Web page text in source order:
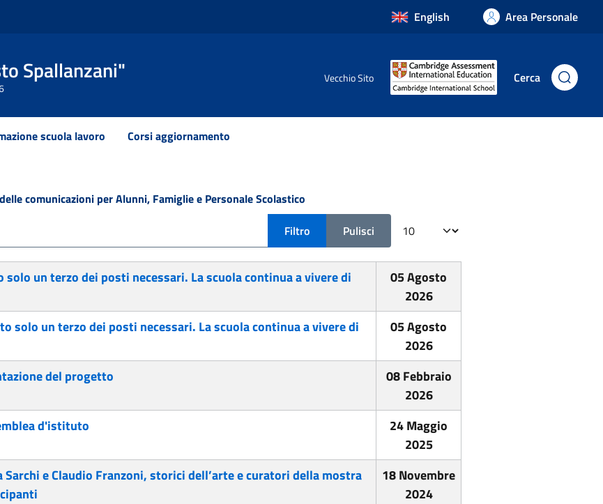
English Area Personale
Spallanzani" Vecchio Sito Cerca
scuola lavoro Corsi aggiornamento
comunicazioni per Alunni, Famiglie e Personale Scolastico
Filtro Pulisci
Visualizza #
solo un terzo dei posti necessari. La scuola continua a vivere di
05 Agosto
2026
solo un terzo dei posti necessari. La scuola continua a vivere di
05 Agosto
2026
del progetto
08 Febbraio
2026
d'istituto
24 Maggio
2025
e Claudio Franzoni, storici dell’arte e curatori della mostra
18 Novembre
2024